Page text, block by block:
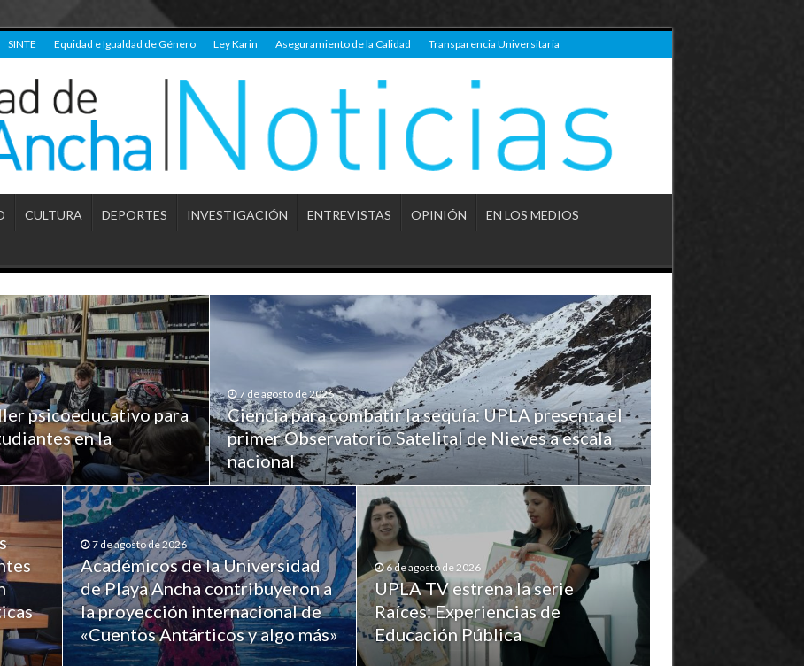
SINTE Equidad e Igualdad de Género Ley Karin Aseguramiento de la Calidad Transparencia Universitaria
CULTURA DEPORTES INVESTIGACIÓN ENTREVISTAS OPINIÓN EN LOS MEDIOS
psicoeducativo para
en la
7 de agosto de 2026
Ciencia para combatir la sequía: UPLA presenta el
primer Observatorio Satelital de Nieves a escala
nacional
7 de agosto de 2026
Académicos de la Universidad
de Playa Ancha contribuyeron a
la proyección internacional de
«Cuentos Antárticos y algo más»
6 de agosto de 2026
UPLA TV estrena la serie
Raíces: Experiencias de
Educación Pública